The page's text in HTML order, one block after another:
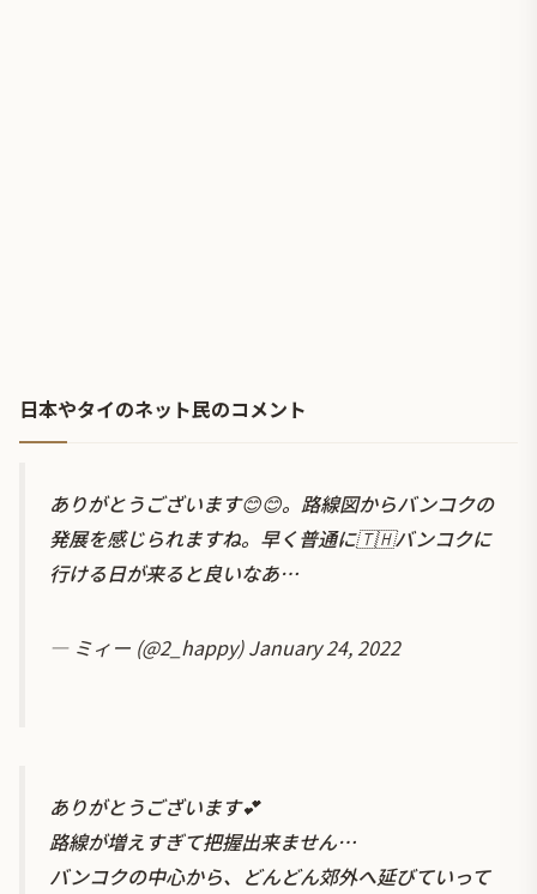
日本やタイのネット民のコメント
ありがとうございます😊😊。路線図からバンコクの
発展を感じられますね。早く普通に🇹🇭バンコクに
行ける日が来ると良いなあ…
— ミィー (@2_happy)January 24, 2022
ありがとうございます💕
路線が増えすぎて把握出来ません…
バンコクの中心から、どんどん郊外へ延びていって